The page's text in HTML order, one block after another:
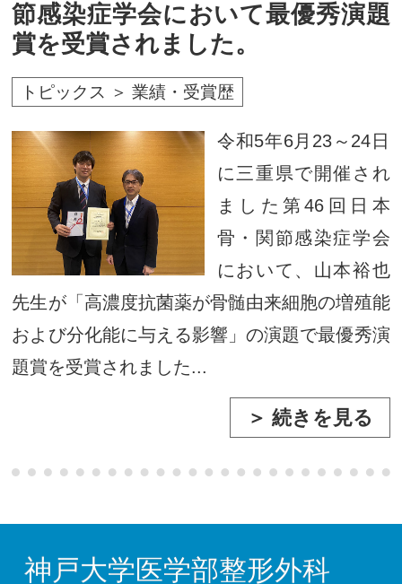
節感染症学会において最優秀演題
賞を受賞されました。
トピックス ＞ 業績・受賞歴
令和5年6月23～24日
に三重県で開催され
ました第46回日本
骨・関節感染症学会
において、山本裕也
先生が「高濃度抗菌薬が骨髄由来細胞の増殖能
および分化能に与える影響」の演題で最優秀演
題賞を受賞されました...
＞ 続きを見る
神戸大学医学部整形外科